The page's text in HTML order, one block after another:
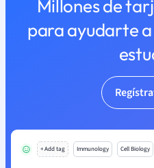
Millones de
para ayudarte
+ Add tag Immunology Cell Biology